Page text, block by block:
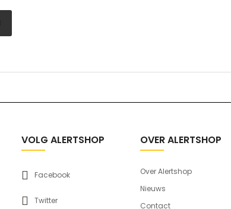
VOLG ALERTSHOP
Facebook
Twitter
OVER ALERTSHOP
Over Alertshop
Nieuws
Contact